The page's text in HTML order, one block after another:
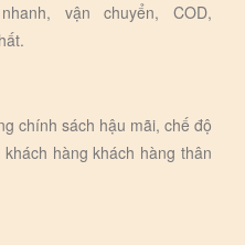
vận chuyển, COD,
chính sách hậu mãi, chế độ
hàng khách hàng thân